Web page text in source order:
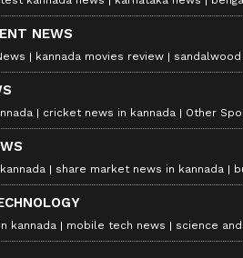
NEWS
kannada movies review
cricket news in kannada Other
share market news in kannada
kannada mobile tech news science